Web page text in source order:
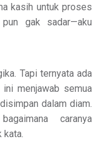
kasih untuk proses
gak sadar—aku
Tapi ternyata ada
menjawab semua
dalam diam.
caranya
kata.